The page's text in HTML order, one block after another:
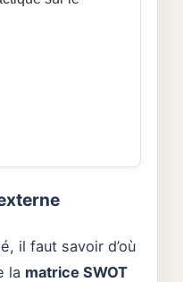
il faut savoir d’où
la matrice SWOT